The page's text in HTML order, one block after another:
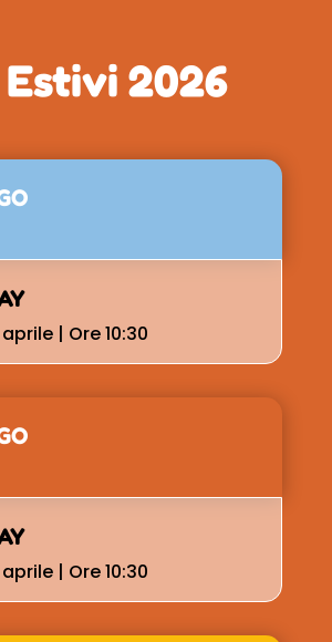
Estivi 2026
| Ore 10:30
| Ore 10:30